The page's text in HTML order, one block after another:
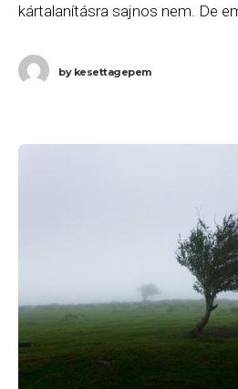
kártalanításra sajnos nem. De
annak indulásáig. Ha ezeket
bykesettagepem